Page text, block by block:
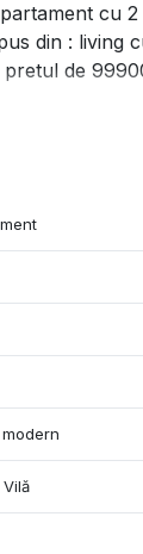
cu
din : living
de